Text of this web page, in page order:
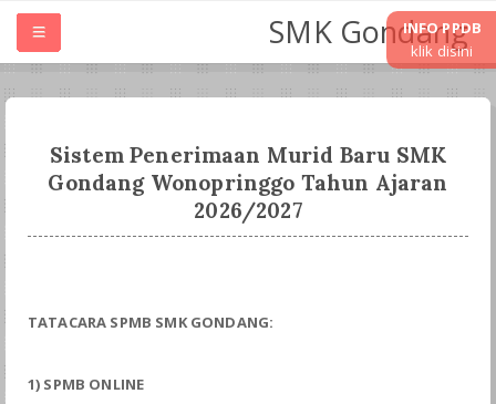
INFO PPDB
klik disini
SMK Gondang
HOME
TENTANG SMK
LASKURIN
TEFA & WIRAUSAHA
Sistem Penerimaan Murid Baru SMK
Gondang Wonopringgo Tahun Ajaran
2026/2027
TATACARA SPMB SMK GONDANG:
1) SPMB ONLINE